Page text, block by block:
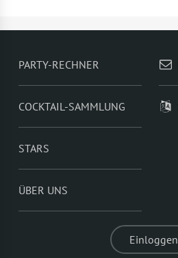
PARTY-RECHNER
COCKTAIL-SAMMLUNG
STARS
ÜBER UNS
Einloggen